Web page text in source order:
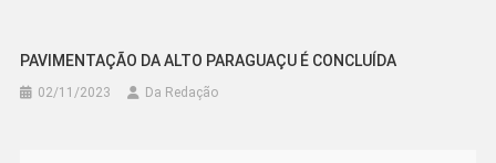
PAVIMENTAÇÃO DA ALTO PARAGUAÇU É CONCLUÍDA
02/11/2023 Da Redação